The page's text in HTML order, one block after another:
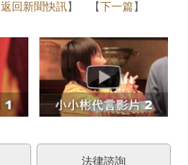
返回新聞快訊】 【下一篇 】
法律諮詢